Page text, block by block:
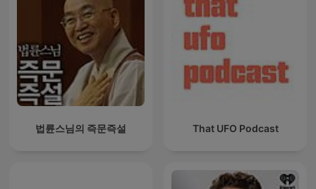
법륜스님의 즉문즉설 That UFO Podcast